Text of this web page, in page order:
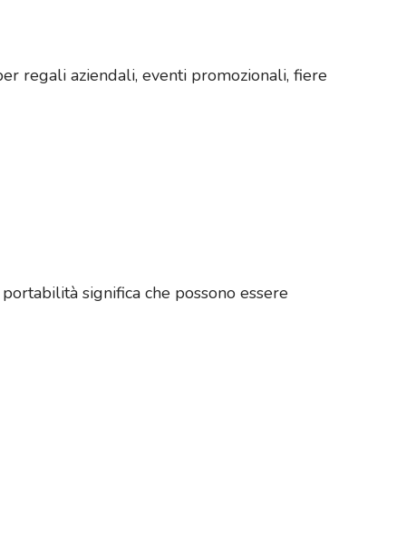
regali aziendali, eventi promozionali, fiere
significa che possono essere